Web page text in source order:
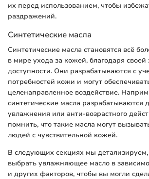
их перед использованием, чтобы
раздражений.
Синтетические масла
Синтетические масла становятся всё
в мире ухода за кожей, благодаря
доступности. Они разрабатываются с
потребностей кожи и могут
целенаправленное воздействие.
синтетические масла разрабатываются
увлажнения или анти-возрастного
помнить, что такие масла могут
людей с чувствительной кожей.
В следующих секциях мы
выбрать увлажняющее масло в
и других факторов, чтобы вы могли